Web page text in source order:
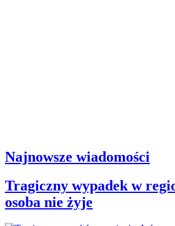
Najnowsze wiadomości
Tragiczny wypadek w
osoba nie żyje